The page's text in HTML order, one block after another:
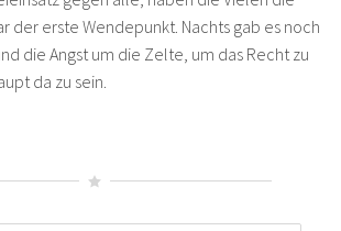
der erste Wendepunkt. Nachts gab es noch
die Angst um die Zelte, um das Recht zu
da zu sein.